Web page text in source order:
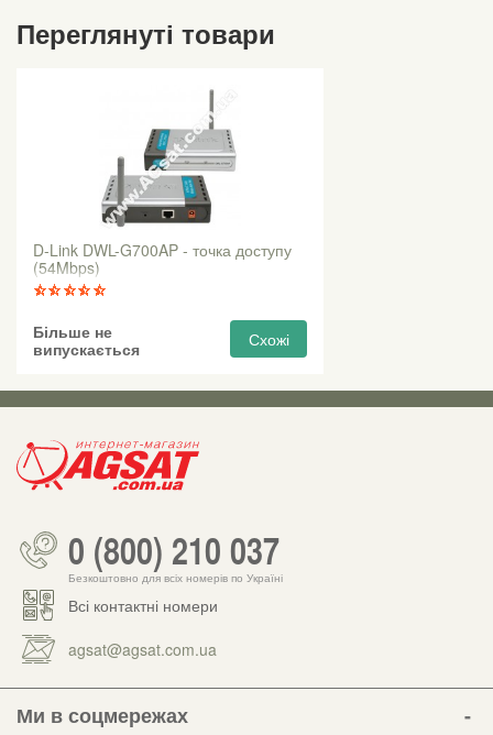
Переглянуті товари
D-Link DWL-G700AP - точка доступу
(54Mbps)
Більше не
випускається
Схожі
0 (800) 210 037
Безкоштовно для всіх номерів по Україні
Всі контактні номери
agsat@agsat.com.ua
Ми в соцмережах